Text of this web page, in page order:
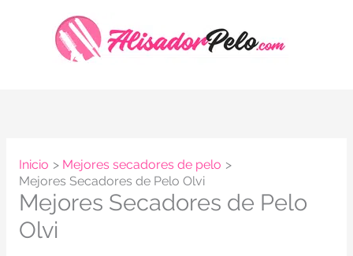
contenido
Inicio
Mejores secadores de pelo
Mejores Secadores de Pelo Olvi
Mejores Secadores de Pelo
Olvi